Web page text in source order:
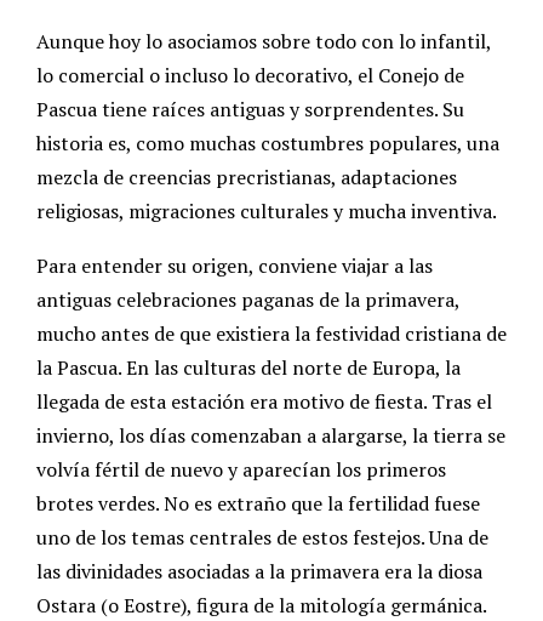
Aunque hoy lo asociamos sobre todo con lo infantil,
lo comercial o incluso lo decorativo, el Conejo de
Pascua tiene raíces antiguas y sorprendentes. Su
historia es, como muchas costumbres populares, una
mezcla de creencias precristianas, adaptaciones
religiosas, migraciones culturales y mucha inventiva.
Para entender su origen, conviene viajar a las
antiguas celebraciones paganas de la primavera,
mucho antes de que existiera la festividad cristiana de
la Pascua. En las culturas del norte de Europa, la
llegada de esta estación era motivo de fiesta. Tras el
invierno, los días comenzaban a alargarse, la tierra se
volvía fértil de nuevo y aparecían los primeros
brotes verdes. No es extraño que la fertilidad fuese
uno de los temas centrales de estos festejos. Una de
las divinidades asociadas a la primavera era la diosa
Ostara (o Eostre), figura de la mitología germánica.